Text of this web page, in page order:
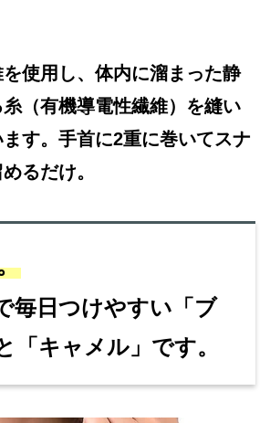
使用し、体内に溜まった静
（有機導電性繊維）を縫い
す。手首に2重に巻いてスナ
るだけ。
毎日つけやすい「ブ
「キャメル」です。